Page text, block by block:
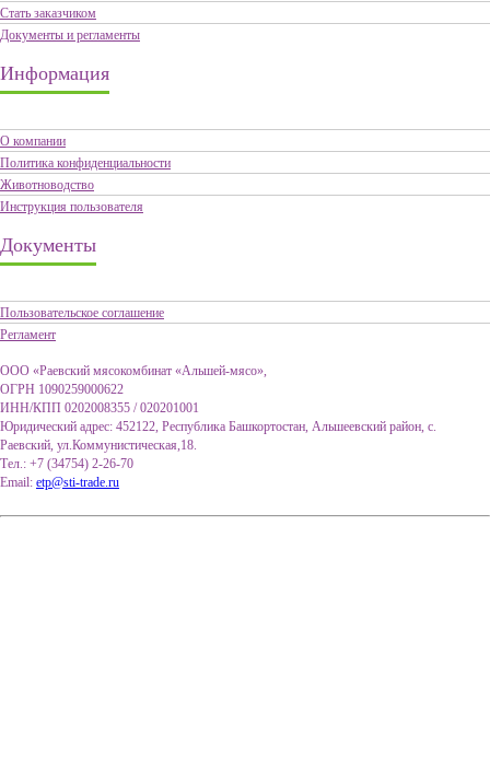
Стать заказчиком
Документы и регламенты
Информация
О компании
Политика конфиденциальности
Животноводство
Инструкция пользователя
Документы
Пользовательское соглашение
Регламент
ООО «Раевский мясокомбинат «Альшей-мясо»,
ОГРН 1090259000622
ИНН/КПП 0202008355 / 020201001
Юридический адрес: 452122, Республика Башкортостан, Альшеевский район, с.
Раевский, ул.Коммунистическая,18.
Тел.: +7 (34754) 2-26-70
Email: etp@sti-trade.ru